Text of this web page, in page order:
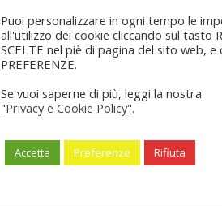
Puoi personalizzare in ogni tempo le
all'utilizzo dei cookie cliccando sul tasto
SCELTE nel piè di pagina del sito web, e
PREFERENZE.
Se vuoi saperne di più, leggi la nostra
"Privacy e Cookie Policy".
Accetta Preferenze Rifiuta